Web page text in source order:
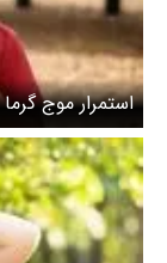
استمرار موج